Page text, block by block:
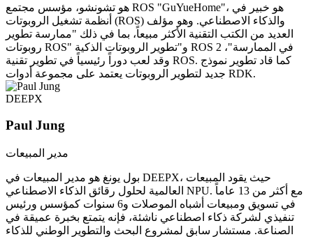
هو تشونشو، مؤسس مجتمع ROS "GuYueHome"، هو خبير في
أنظمة تشغيل الروبوتات (ROS) والذكاء الاصطناعي. وهو مؤلف
العديد من الكتب التقنية الأكثر مبيعاً، بما في ذلك "ممارسة تطوير
روبوتات ROS" و"تطوير الروبوتات الذكية ROS 2 في الممارسة"،
وقد لعب دوراً رئيسياً في تطوير تقنية ROS. كما قاد تطوير نموذج
جديد لتطوير الروبوتات يعتمد على مجموعة أدوات RDK.
DEEPX
Paul Jung
مدير المبيعات
بول يونغ هو مدير المبيعات في DEEPX، حيث يقود المبيعات
العالمية لحلول رقائق الذكاء الاصطناعي NPU. مع أكثر من 13 عاماً
في تسويق ومبيعات أشباه الموصلات و6 سنوات كمؤسس ورئيس
تنفيذي لشركة ذكاء اصطناعي ناشئة، فإنه يتمتع بخبرة عميقة في
الصناعة. مستشار سابق لمشروع البحث والتطوير الوطني للذكاء